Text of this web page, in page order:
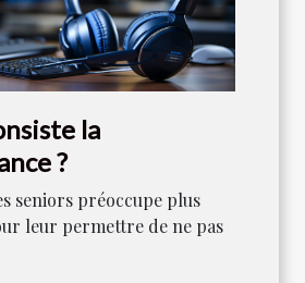
la
?
seniors préoccupe plus
leur permettre de ne pas